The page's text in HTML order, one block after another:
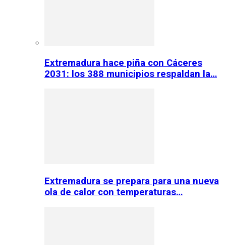
Extremadura hace piña con Cáceres
2031: los 388 municipios respaldan la…
Extremadura se prepara para una nueva
ola de calor con temperaturas…